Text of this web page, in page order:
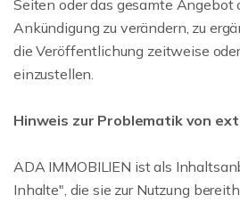
Seiten oder das gesamte Angebot
Ankündigung zu verändern, zu
die Veröffentlichung zeitweise
einzustellen.
Hinweis zur Problematik von
ADA IMMOBILIEN ist als
Inhalte", die sie zur Nutzung